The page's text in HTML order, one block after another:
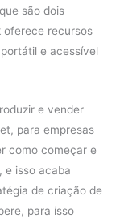
são dois
oferece recursos
e acessível
e vender
para empresas
como começar e
e isso acaba
de criação de
para isso